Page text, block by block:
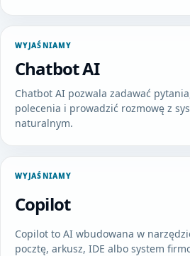
WYJAŚNIAMY
Chatbot AI
Chatbot AI pozwala zadawać
polecenia i prowadzić rozmowę z
naturalnym.
WYJAŚNIAMY
Copilot
Copilot to AI wbudowana w
pocztę, arkusz, IDE albo system